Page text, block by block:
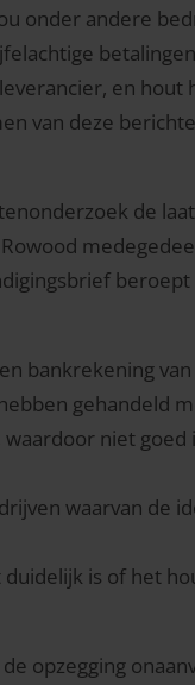
onder andere
en hout
van deze
de
beroept
bankrekening
gehandeld
niet
waarvan de
is of het
opzegging